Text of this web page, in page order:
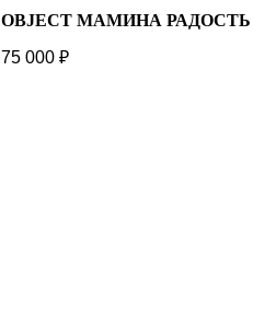
OBJECT МАМИНА РАДОСТЬ
75 000 ₽